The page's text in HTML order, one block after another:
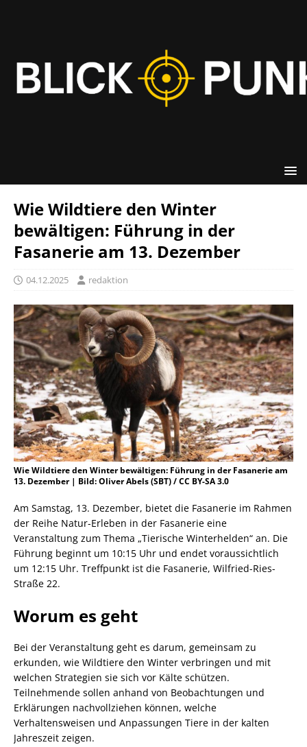
Wie Wildtiere den Winter
bewältigen: Führung in der
Fasanerie am 13. Dezember
04.12.2025 redaktion
Wie Wildtiere den Winter bewältigen: Führung in der Fasanerie am
13. Dezember | Bild: Oliver Abels (SBT) / CC BY-SA 3.0
Am Samstag, 13. Dezember, bietet die Fasanerie im Rahmen
der Reihe Natur-Erleben in der Fasanerie eine
Veranstaltung zum Thema „Tierische Winterhelden“ an. Die
Führung beginnt um 10:15 Uhr und endet voraussichtlich
um 12:15 Uhr. Treffpunkt ist die Fasanerie, Wilfried-Ries-
Straße 22.
Worum es geht
Bei der Veranstaltung geht es darum, gemeinsam zu
erkunden, wie Wildtiere den Winter verbringen und mit
welchen Strategien sie sich vor Kälte schützen.
Teilnehmende sollen anhand von Beobachtungen und
Erklärungen nachvollziehen können, welche
Verhaltensweisen und Anpassungen Tiere in der kalten
Jahreszeit zeigen.